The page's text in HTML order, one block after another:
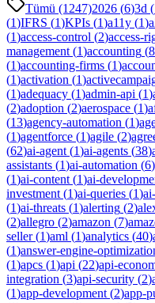
Tümü (1247)2026 (6)3d (
(1)IFRS (1)KPIs (1)a11y (1)
(1)access-control (2)access-
management (1)accounting (
(1)accounting-firms (1)
(1)activation (1)
(1)adequacy (1)admin-api (1)
(2)adoption (2)aerospace (1)
(13)agency-automation (1)
(1)agentforce (1)agile (2)
(62)ai-agent (1)ai-agents (38)
assistants (1)ai-automation (6)
(1)ai-content (1)ai-
investment (1)ai-queries (1)
(1)ai-threats (1)alerting (2)
(2)allegro (2)amazon (7)
seller(1)aml (1)analytics (40)
(1)answer-engine-
(1)apcs (1)api (22)api-
integration (3)api-security (2)
(1)app-development (2)app-